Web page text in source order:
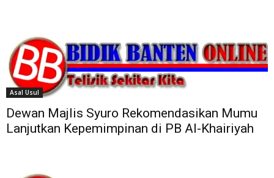
Asal Usul
Dewan Majlis Syuro Rekomendasikan Mumu
Lanjutkan Kepemimpinan di PB Al-Khairiyah